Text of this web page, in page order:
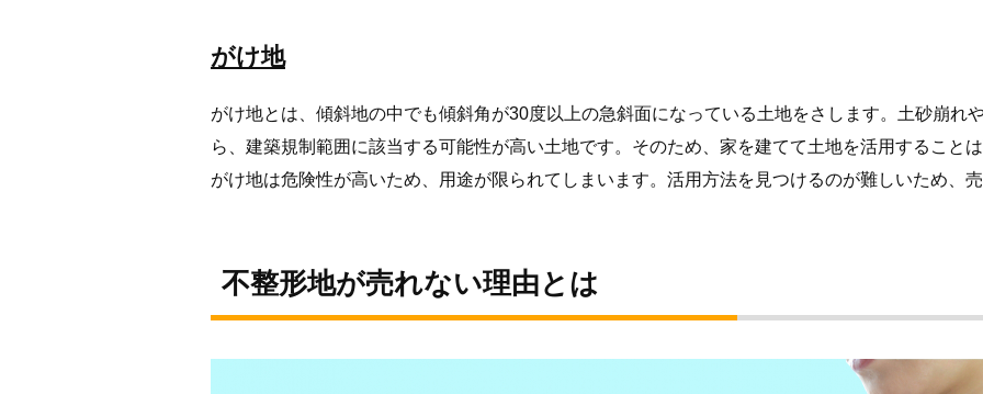
がけ地
がけ地とは、傾斜地の中でも傾斜角が30度以上の急斜面になっている土地をさします。土砂崩れ
ら、建築規制範囲に該当する可能性が高い土地です。そのため、家を建てて土地を活用することは
がけ地は危険性が高いため、用途が限られてしまいます。活用方法を見つけるのが難しいため、
不整形地が売れない理由とは